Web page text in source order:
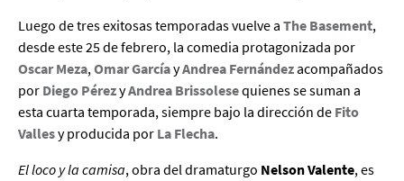
Luego de tres exitosas temporadas vuelve a The Basement,
desde este 25 de febrero, la comedia protagonizada por
Oscar Meza,Omar GarcíayAndrea Fernándezacompañados
por Diego PérezyAndrea Brissolesequienes se suman a
esta cuarta temporada, siempre bajo la dirección de Fito
Vallesy producida por La Flecha.
El loco y la camisa, obra del dramaturgo Nelson Valente, es